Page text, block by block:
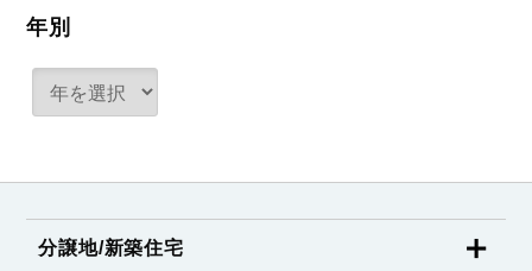
年別
分譲地/新築住宅